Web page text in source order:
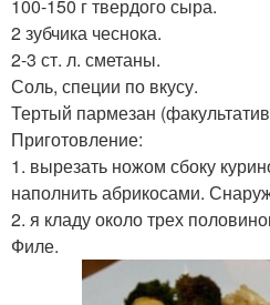
100-150 г твердого сыра.
2 зубчика чеснока.
2-3 ст. л. сметаны.
Соль, специи по вкусу.
Тертый пармезан
Приготовление:
1. вырезать ножом сбоку
наполнить абрикосами.
2. я кладу около трех
Филе.